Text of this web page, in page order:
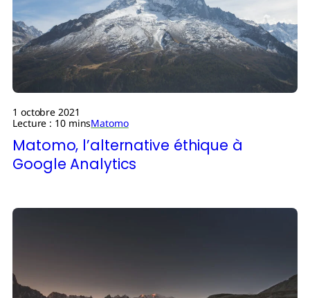
1 octobre 2021
Lecture : 10 minsMatomo
Matomo, l’alternative éthique à
Google Analytics